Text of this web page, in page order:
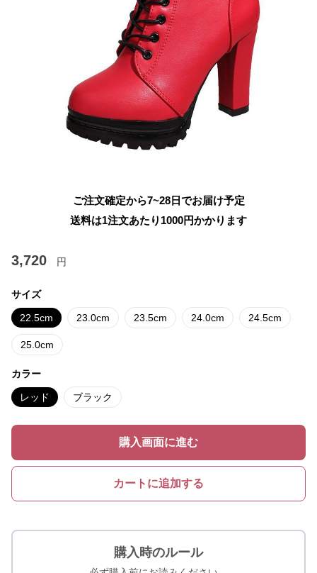
ご注文確定から7~28日でお届け予定
送料は1注文あたり 1000円かかります
3,720 円
サイズ
22.5cm 23.0cm 23.5cm 24.0cm 24.5cm
25.0cm
カラー
レッド ブラック
購入画面に進む
カートに追加する
購入時のルール